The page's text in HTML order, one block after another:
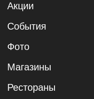
Акции
События
Фото
Магазины
Рестораны